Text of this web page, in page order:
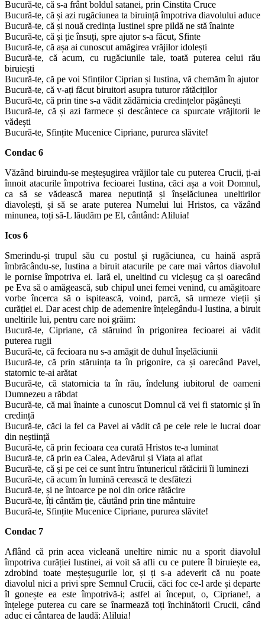
Bucură-te, că s-a frânt boldul satanei, prin Cinstita Cruce
Bucură-te, că și azi rugăciunea ta biruință împotriva diavolului aduce
Bucură-te, că și nouă credința Iustinei spre pildă ne stă înainte
Bucură-te, că și ție însuți, spre ajutor s-a făcut, Sfinte
Bucură-te, că așa ai cunoscut amăgirea vrăjilor idolești
Bucură-te, că acum, cu rugăciunile tale, toată puterea celui rău
biruiești
Bucură-te, că pe voi Sfinților Ciprian și Iustina, vă chemăm în ajutor
Bucură-te, că v-ați făcut biruitori asupra tuturor rătăciților
Bucură-te, că prin tine s-a vădit zădărnicia credințelor păgânești
Bucură-te, că și azi farmece și descântece ca spurcate vrăjitorii le
vădești
Bucură-te, Sfințite Mucenice Cipriane, pururea slăvite!
Condac 6
Văzând biruindu-se meșteșugirea vrăjilor tale cu puterea Crucii, ți-ai
înnoit atacurile împotriva fecioarei Iustina, căci așa a voit Domnul,
ca să se vădească marea neputință și înșelăciunea uneltirilor
diavolești, și să se arate puterea Numelui lui Hristos, ca văzând
minunea, toți să-L lăudăm pe El, cântând: Aliluia!
Icos 6
Smerindu-și trupul său cu postul și rugăciunea, cu haină aspră
îmbrăcându-se, Iustina a biruit atacurile pe care mai vârtos diavolul
le pornise împotriva ei. Iară el, uneltind cu vicleșug ca și oarecând
pe Eva să o amăgească, sub chipul unei femei venind, cu amăgitoare
vorbe încerca să o ispitească, voind, parcă, să urmeze vieții și
curăției ei. Dar acest chip de ademenire înțelegându-l Iustina, a biruit
uneltirile lui, pentru care noi grăim:
Bucură-te, Cipriane, că stăruind în prigonirea fecioarei ai vădit
puterea rugii
Bucură-te, că fecioara nu s-a amăgit de duhul înșelăciunii
Bucură-te, că prin stăruința ta în prigonire, ca și oarecând Pavel,
statornic te-ai arătat
Bucură-te, că statornicia ta în rău, îndelung iubitorul de oameni
Dumnezeu a răbdat
Bucură-te, că mai înainte a cunoscut Domnul că vei fi statornic și în
credință
Bucură-te, căci la fel ca Pavel ai vădit că pe cele rele le lucrai doar
din neștiință
Bucură-te, că prin fecioara cea curată Hristos te-a luminat
Bucură-te, că prin ea Calea, Adevărul și Viața ai aflat
Bucură-te, că și pe cei ce sunt întru întunericul rătăcirii îi luminezi
Bucură-te, că acum în lumină cerească te desfătezi
Bucură-te, și ne întoarce pe noi din orice rătăcire
Bucură-te, îți cântăm ție, căutând prin tine mântuire
Bucură-te, Sfințite Mucenice Cipriane, pururea slăvite!
Condac 7
Aflând că prin acea vicleană uneltire nimic nu a sporit diavolul
împotriva curăției Iustinei, ai voit să afli cu ce putere îl biruiește ea,
zdrobind toate meșteșugurile lor, și ți s-a adeverit că nu poate
diavolul nici a privi spre Semnul Crucii, căci foc ce-l arde și departe
îl gonește ea este împotrivă-i; astfel ai început, o, Cipriane!, a
înțelege puterea cu care se înarmează toți închinătorii Crucii, când
aduc ei cântarea de laudă: Aliluia!